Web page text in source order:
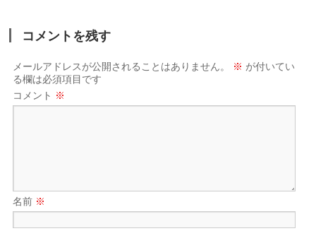
コメントを残す
メールアドレスが公開されることはありません。 ※ が付いてい
る欄は必須項目です
コメント ※
名前 ※